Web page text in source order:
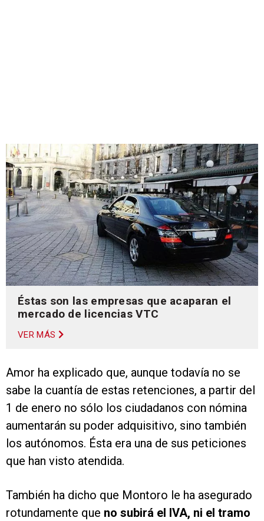
Éstas son las empresas que acaparan el
mercado de licencias VTC
VER MÁS
Amor ha explicado que, aunque todavía no se
sabe la cuantía de estas retenciones, a partir del
1 de enero no sólo los ciudadanos con nómina
aumentarán su poder adquisitivo, sino también
los autónomos. Ésta era una de sus peticiones
que han visto atendida.
También ha dicho que Montoro le ha asegurado
rotundamente que no subirá el IVA, ni el tramo